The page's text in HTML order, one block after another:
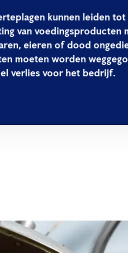
kunnen leiden
van voedingsproducten
eieren of dood
moeten worden
verlies voor het bedrijf.